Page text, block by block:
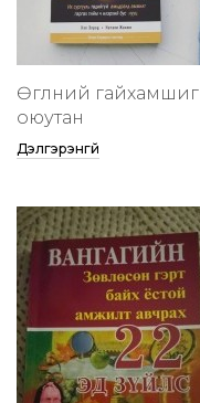
Өглөөний гайхамшиг
оюутан
Дэлгэрэнгүй